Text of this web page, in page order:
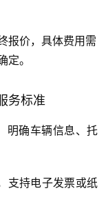
报价，具体费用需
。
务标准
明确车辆信息、托
支持电子发票或纸